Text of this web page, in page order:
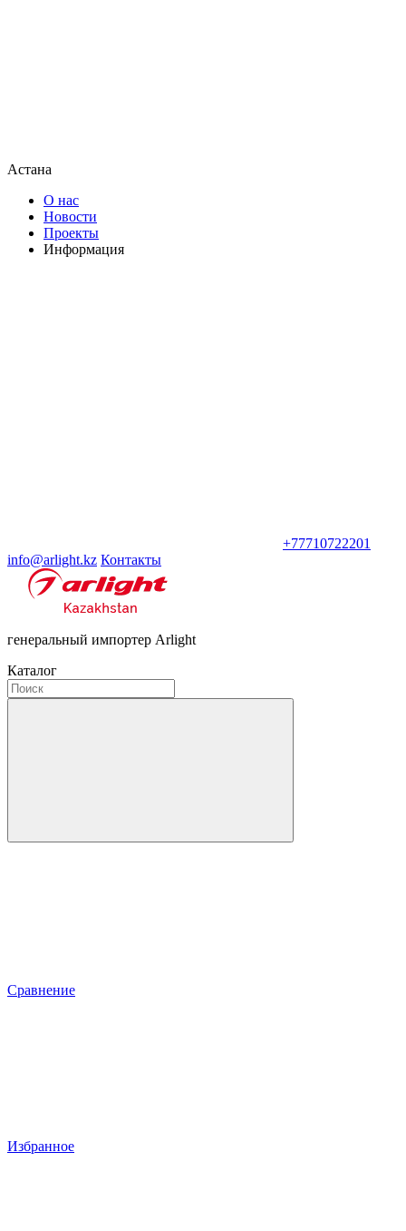
Астана
О нас
Новости
Проекты
Информация
+77710722201
info@arlight.kz Контакты
генеральный импортер Arlight
Каталог
Сравнение
Избранное